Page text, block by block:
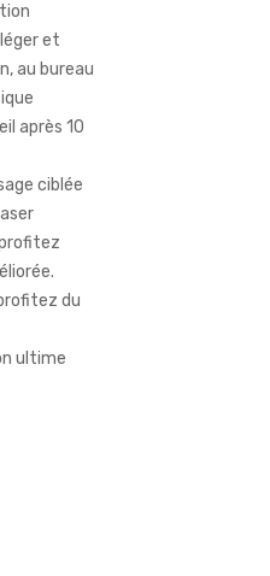
et
au bureau
après 10
ciblée
du
ultime